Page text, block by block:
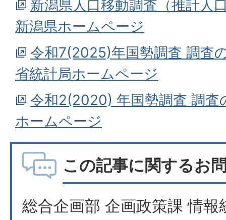
新潟県人口移動調査（推計人
新潟県ホームページ
令和7(2025)年国勢調査 調査
省統計局ホームページ
令和2(2020) 年国勢調査 調査
ホームページ
この記事に関するお
総合企画部 企画政策課 情報